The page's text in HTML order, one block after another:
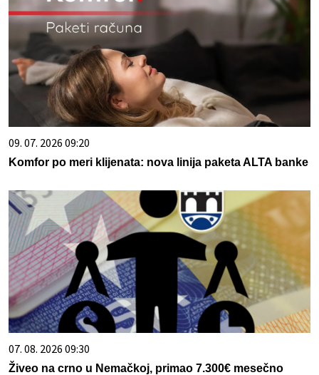
09. 07. 2026 09:20
Komfor po meri klijenata: nova linija paketa ALTA banke
07. 08. 2026 09:30
Živeo na crno u Nemačkoj, primao 7.300€ mesečno